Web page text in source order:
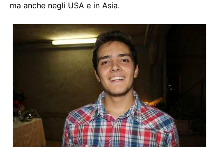
ma anche negli USA e in Asia.